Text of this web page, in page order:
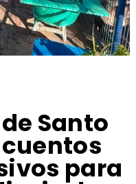
Santo
para